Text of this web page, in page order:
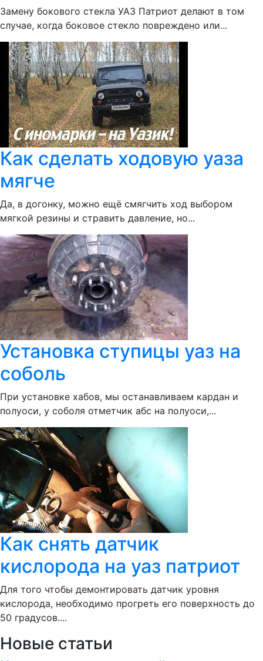
Замену бокового стекла УАЗ Патриот делают в том
случае, когда боковое стекло повреждено или...
Как сделать ходовую уаза
мягче
Да, в догонку, можно ещё смягчить ход выбором
мягкой резины и стравить давление, но...
Установка ступицы уаз на
соболь
При установке хабов, мы останавливаем кардан и
полуоси, у соболя отметчик абс на полуоси,...
Как снять датчик
кислорода на уаз патриот
Для того чтобы демонтировать датчик уровня
кислорода, необходимо прогреть его поверхность до
50 градусов....
Новые статьи